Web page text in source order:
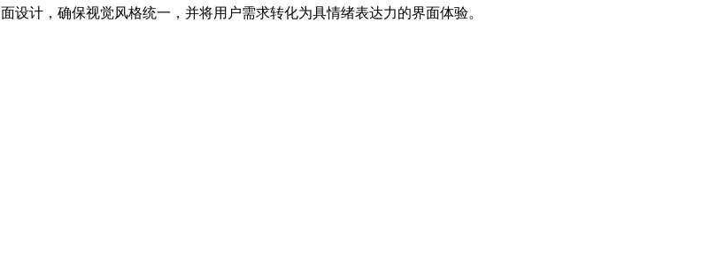
计，确保视觉风格统一，并将用户需求转化为具情绪表达力的界面体验。